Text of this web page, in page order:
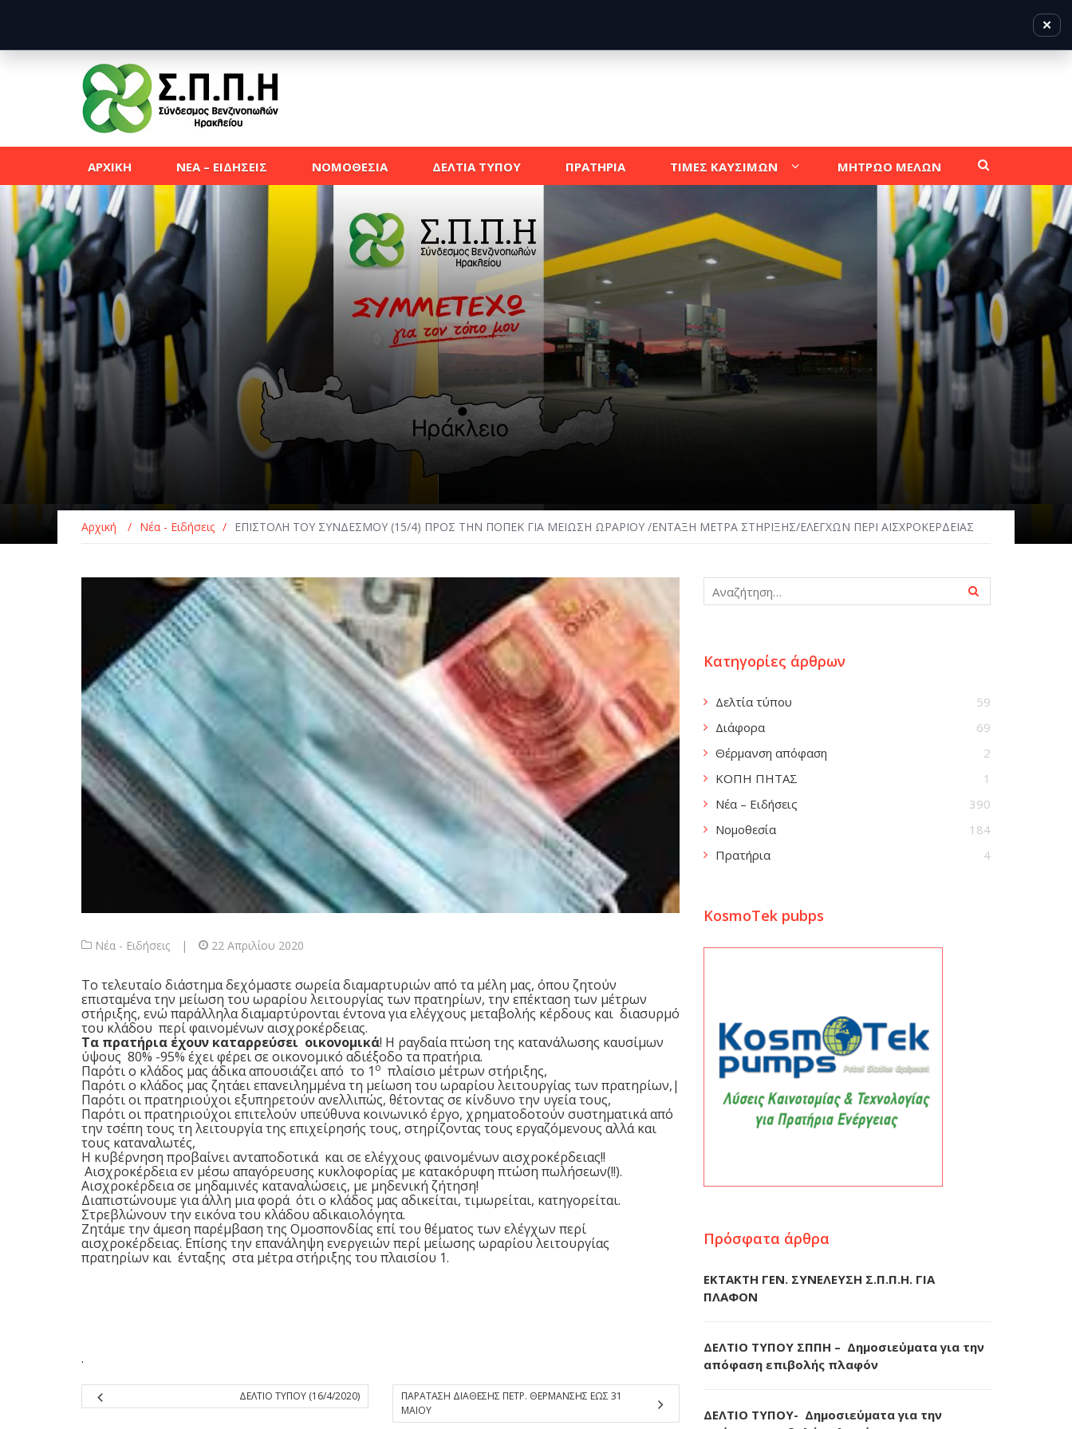
ΑΡΧΙΚΗ ΝΕΑ – ΕΙΔΗΣΕΙΣ ΝΟΜΟΘΕΣΙΑ ΔΕΛΤΙΑ ΤΥΠΟΥ ΠΡΑΤΗΡΙΑ ΤΙΜΕΣ ΚΑΥΣΙΜΩΝ ΜΗΤΡΩΟ ΜΕΛΩΝ
Αρχική / Νέα - Ειδήσεις / ΕΠΙΣΤΟΛΗ ΤΟΥ ΣΥΝΔΕΣΜΟΥ (15/4) ΠΡΟΣ ΤΗΝ ΠΟΠΕΚ ΓΙΑ ΜΕΙΩΣΗ ΩΡΑΡΙΟΥ /ΕΝΤΑΞΗ ΜΕΤΡΑ ΣΤΗΡΙΞΗΣ/ΕΛΕΓΧΩΝ ΠΕΡΙ ΑΙΣΧΡΟΚΕΡΔΕΙΑΣ
Νέα - Ειδήσεις | 22 Απριλίου 2020
Το τελευταίο διάστημα δεχόμαστε σωρεία διαμαρτυριών από τα μέλη μας, όπου ζητούν
επισταμένα την μείωση του ωραρίου λειτουργίας των πρατηρίων, την επέκταση των μέτρων
στήριξης, ενώ παράλληλα διαμαρτύρονται έντονα για ελέγχους μεταβολής κέρδους και διασυρμό
του κλάδου περί φαινομένων αισχροκέρδειας.
Τα πρατήρια έχουν καταρρεύσει οικονομικά! Η ραγδαία πτώση της κατανάλωσης καυσίμων
ύψους 80% -95% έχει φέρει σε οικονομικό αδιέξοδο τα πρατήρια.
Παρότι ο κλάδος μας άδικα απουσιάζει από το 1 ο πλαίσιο μέτρων στήριξης,
Παρότι ο κλάδος μας ζητάει επανειλημμένα τη μείωση του ωραρίου λειτουργίας των πρατηρίων,|
Παρότι οι πρατηριούχοι εξυπηρετούν ανελλιπώς, θέτοντας σε κίνδυνο την υγεία τους,
Παρότι οι πρατηριούχοι επιτελούν υπεύθυνα κοινωνικό έργο, χρηματοδοτούν συστηματικά από
την τσέπη τους τη λειτουργία της επιχείρησής τους, στηρίζοντας τους εργαζόμενους αλλά και
τους καταναλωτές,
Η κυβέρνηση προβαίνει ανταποδοτικά και σε ελέγχους φαινομένων αισχροκέρδειας!!
Αισχροκέρδεια εν μέσω απαγόρευσης κυκλοφορίας με κατακόρυφη πτώση πωλήσεων(!!).
Αισχροκέρδεια σε μηδαμινές καταναλώσεις, με μηδενική ζήτηση!
Διαπιστώνουμε για άλλη μια φορά ότι ο κλάδος μας αδικείται, τιμωρείται, κατηγορείται.
Στρεβλώνουν την εικόνα του κλάδου αδικαιολόγητα.
Ζητάμε την άμεση παρέμβαση της Ομοσπονδίας επί του θέματος των ελέγχων περί
αισχροκέρδειας. Επίσης την επανάληψη ενεργειών περί μείωσης ωραρίου λειτουργίας
πρατηρίων και ένταξης στα μέτρα στήριξης του πλαισίου 1.
.
ΔΕΛΤΙΟ ΤΥΠΟΥ (16/4/2020)
ΠΑΡΑΤΑΣΗ ΔΙΑΘΕΣΗΣ ΠΕΤΡ. ΘΕΡΜΑΝΣΗΣ ΕΩΣ 31
ΜΑΙΟΥ
Κατηγορίες άρθρων
Δελτία τύπου
59
Διάφορα
69
Θέρμανση απόφαση
2
ΚΟΠΗ ΠΗΤΑΣ
1
Νέα – Ειδήσεις
390
Νομοθεσία
184
Πρατήρια
4
KosmoTek pubps
Πρόσφατα άρθρα
ΕΚΤΑΚΤΗ ΓΕΝ. ΣΥΝΕΛΕΥΣΗ Σ.Π.Π.Η. ΓΙΑ
ΠΛΑΦΟΝ
ΔΕΛΤΙΟ ΤΥΠΟΥ ΣΠΠΗ – Δημοσιεύματα για την
απόφαση επιβολής πλαφόν
ΔΕΛΤΙΟ ΤΥΠΟΥ- Δημοσιεύματα για την
✕